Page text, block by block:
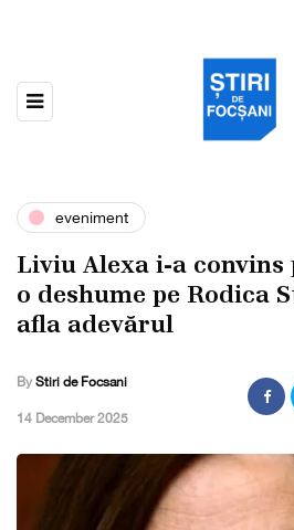
eveniment
Liviu Alexa i-a
o deshume pe Rodica
afla adevărul
By Stiri de Focsani
,14 December 2025